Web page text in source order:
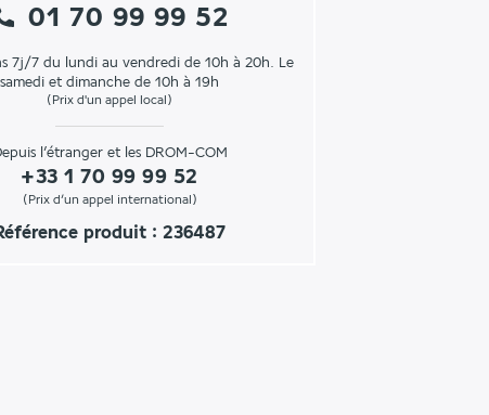
01 70 99 99 52
7j/7 du lundi au vendredi de 10h à 20h. Le
samedi et dimanche de 10h à 19h
(Prix d'un appel local)
l’étranger et les DROM-COM
+33 1 70 99 99 52
(Prix d’un appel international)
produit : 236487